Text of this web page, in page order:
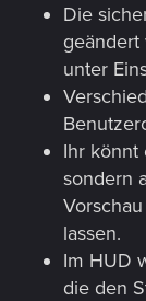
Die
geändert
unter
Ihr könnt
sondern
lassen.
Im HUD
die den